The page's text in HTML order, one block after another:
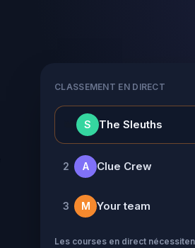
CLASSEMENT EN DIRECT
S The Sleuths
2 A Clue Crew
3 M Your team
Les courses en direct